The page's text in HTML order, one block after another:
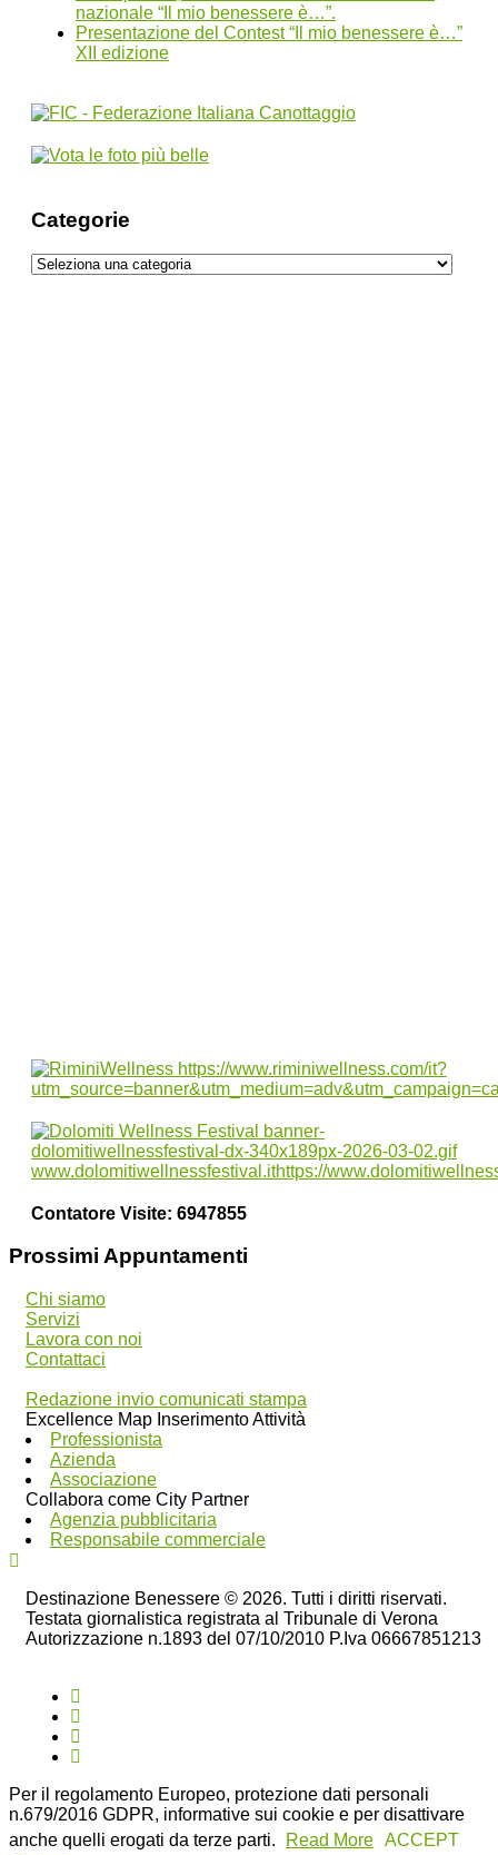
nazionale “Il mio benessere è…”.
Presentazione del Contest “Il mio benessere è…”
XII edizione
Categorie
Categorie
Contatore Visite: 6947855
Prossimi Appuntamenti
Chi siamo
Servizi
Lavora con noi
Contattaci
Redazione invio comunicati stampa
Excellence Map Inserimento Attività
Professionista
Azienda
Associazione
Collabora come City Partner
Agenzia pubblicitaria
Responsabile commerciale
Destinazione Benessere © 2026. Tutti i diritti riservati.
Testata giornalistica registrata al Tribunale di Verona
Autorizzazione n.1893 del 07/10/2010 P.Iva 06667851213
Per il regolamento Europeo, protezione dati personali
n.679/2016 GDPR, informative sui cookie e per disattivare
anche quelli erogati da terze parti.
Read More ACCEPT